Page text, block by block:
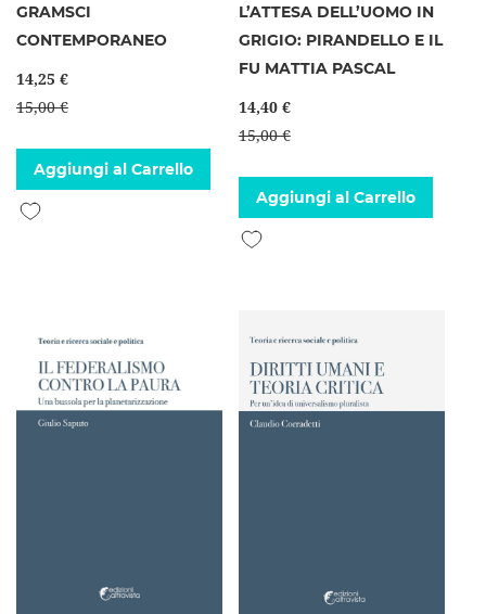
GRAMSCI
CONTEMPORANEO
14,25 €
15,00 €
Aggiungi al Carrello
Aggiungi alla lista desideri
L’ATTESA DELL’UOMO IN
GRIGIO: PIRANDELLO E IL
FU MATTIA PASCAL
14,40 €
15,00 €
Aggiungi al Carrello
Aggiungi alla lista desideri